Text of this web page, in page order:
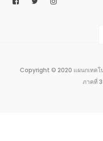
Copyright © 2020 แผนกเทคโ
ภาคที่